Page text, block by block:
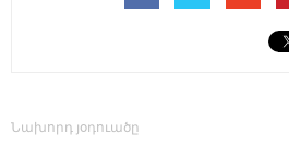
Նախորդ յօդուածը